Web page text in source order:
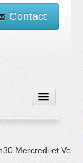
Contact
Mercredi et